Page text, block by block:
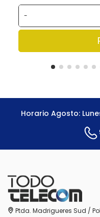
-
Horario Agosto:
Ptda. Madrigueres Sud /